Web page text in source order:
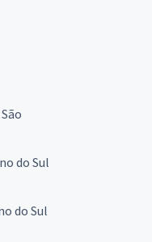
do Sul
do Sul